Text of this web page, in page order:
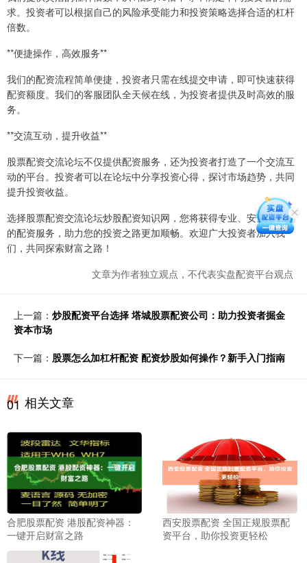
求。投资者可以根据自己的风险承受能力和投资策略选择合适的杠杆
倍数。
**便捷操作，高效服务**
我们的配资流程简单便捷，投资者只需在线提交申请，即可快速获得
配资额度。我们的客服团队全天候在线，为投资者提供及时高效的服
务。
**交流互动，提升收益**
股票配资交流论坛不仅提供配资服务，还为投资者打造了一个交流互
动的平台。投资者可以在论坛中分享投资心得，探讨市场趋势，共同
提升投资收益。
选择股票配资交流论坛炒股配资知识网，您将获得专业、安全、便捷
的配资服务，助力您的投资之路更加顺畅。欢迎广大投资者加入我
们，共同探索财富之路！
文章为作者独立观点，不代表实盘配资平台观点
上一篇： 炒股配资平台选择 塔城股票配资公司：助力投资者掘金
资本市场
下一篇： 股票怎么加杠杆配资 配资炒股如何操作？新手入门指南
01 相关文章
合肥股票配资 港股配资神器：
一键开启财富之路
西安股票配资 全国正规股票配
资平台，助你投资更轻松